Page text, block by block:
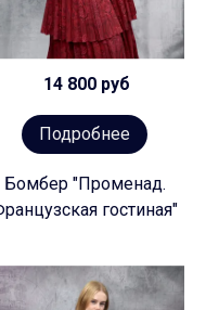
14 800 руб
Подробнее
Бомбер "Променад.
гостиная"